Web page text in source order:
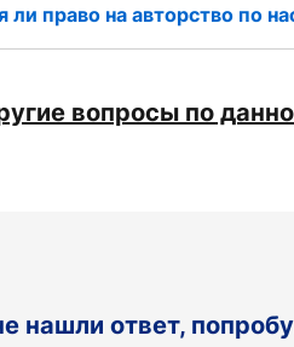
ли право на авторство по
вопросы по
нашли ответ,